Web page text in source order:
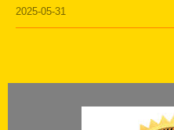
2025-05-31